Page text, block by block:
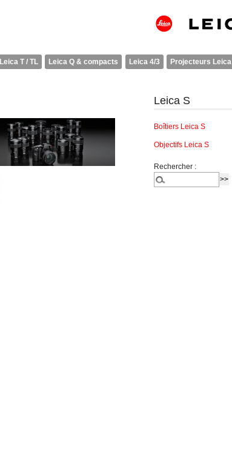
Leica T / TL Leica Q & compacts Leica 4/3 Projecteurs Leica
Leica S
Boîtiers Leica S
Objectifs Leica S
Rechercher :